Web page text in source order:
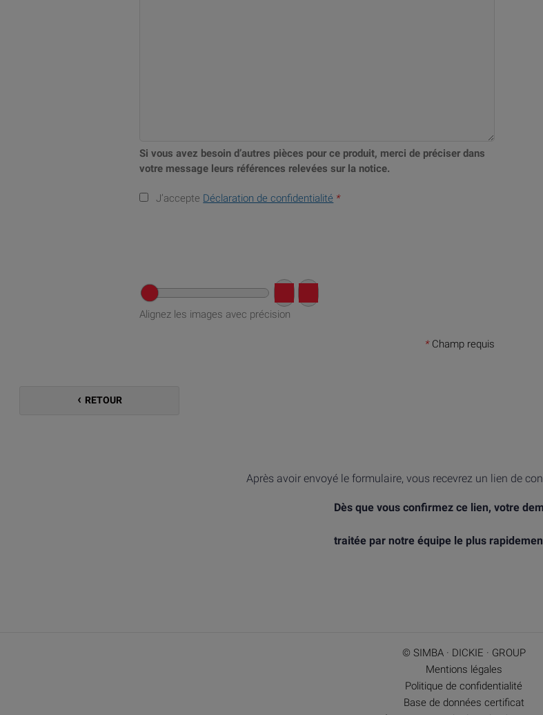
Si vous avez besoin d’autres pièces pour ce produit, merci de préciser dans
votre message leurs références relevées sur la notice.
J’accepte Déclaration de confidentialité *
Alignez les images avec précision
*Champ requis
RETOUR
Après avoir envoyé le formulaire, vous recevrez un lien de
Dès que vous confirmez ce lien, votre
traitée par notre équipe le plus
© SIMBA · DICKIE · GROUP
Mentions légales
Politique de confidentialité
Base de données certificat